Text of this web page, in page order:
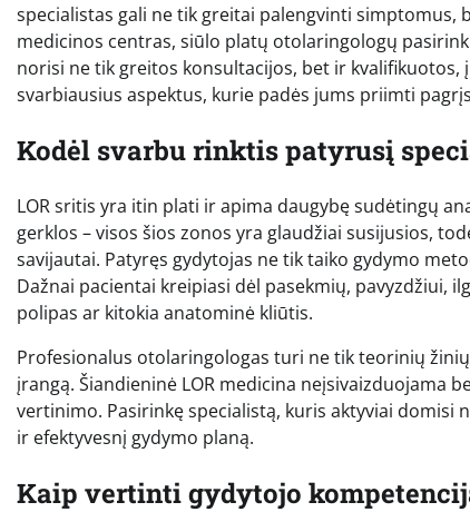
specialistas gali ne tik greitai palengvinti simptomus,
medicinos centras, siūlo platų otolaringologų
norisi ne tik greitos konsultacijos, bet ir
svarbiausius aspektus, kurie padės jums priimti
Kodėl svarbu rinktis patyrusį
LOR sritis yra itin plati ir apima daugybę sudėtingų
gerklos – visos šios zonos yra glaudžiai susijusios,
savijautai. Patyręs gydytojas ne tik taiko gydymo
Dažnai pacientai kreipiasi dėl pasekmių, pavyzdžiui,
polipas ar kitokia anatominė kliūtis.
Profesionalus otolaringologas turi ne tik teorinių
įrangą. Šiandieninė LOR medicina
vertinimo. Pasirinkę specialistą, kuris aktyviai domisi
ir efektyvesnį gydymo planą.
Kaip vertinti gydytojo